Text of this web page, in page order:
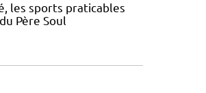
les sports praticables
Père Soul